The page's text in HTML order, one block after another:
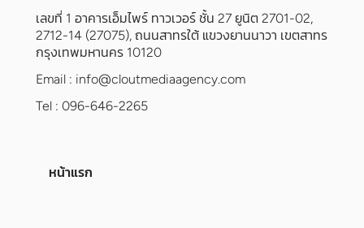
เลขที่ 1 อาคารเอ็มไพร์ ทาวเวอร์ ชั้น 27 ยูนิต 2701-02,
2712-14 (27075), ถนนสาทรใต้ แขวงยานนาวา เขตสาทร
กรุงเทพมหานคร 10120
Email : info@cloutmediaagency.com
Tel : 096-646-2265
หน้าแรก